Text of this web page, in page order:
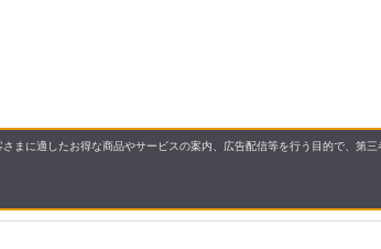
さまに適したお得な商品やサービスの案内、広告配信等を行う目的で、第